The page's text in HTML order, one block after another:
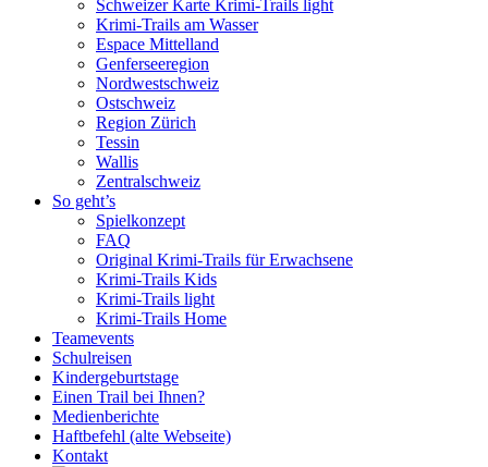
Schweizer Karte Krimi-Trails light
Krimi-Trails am Wasser
Espace Mittelland
Genferseeregion
Nordwestschweiz
Ostschweiz
Region Zürich
Tessin
Wallis
Zentralschweiz
So geht’s
Spielkonzept
FAQ
Original Krimi-Trails für Erwachsene
Krimi-Trails Kids
Krimi-Trails light
Krimi-Trails Home
Teamevents
Schulreisen
Kindergeburtstage
Einen Trail bei Ihnen?
Medienberichte
Haftbefehl (alte Webseite)
Kontakt